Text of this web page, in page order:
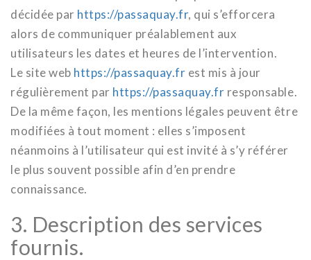
décidée par https://passaquay.fr, qui s’efforcera
alors de communiquer préalablement aux
utilisateurs les dates et heures de l’intervention.
Le site web https://passaquay.fr est mis à jour
régulièrement par https://passaquay.fr responsable.
De la même façon, les mentions légales peuvent être
modifiées à tout moment : elles s’imposent
néanmoins à l’utilisateur qui est invité à s’y référer
le plus souvent possible afin d’en prendre
connaissance.
3. Description des services
fournis.